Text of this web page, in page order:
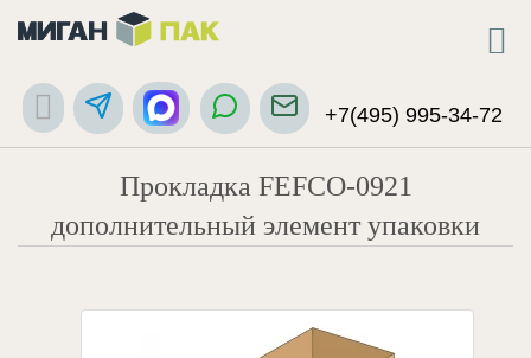
+7(495) 995-34-72
Прокладка FEFCO-0921
дополнительный элемент упаковки